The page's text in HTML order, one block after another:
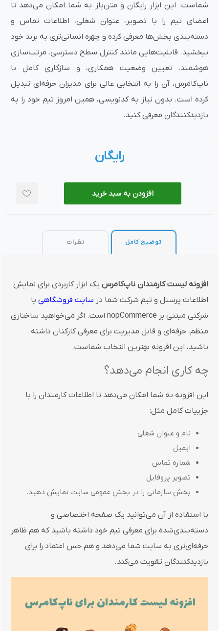
شماست. این ابزار رایگان و متن‌باز به شما امکان می‌دهد تا
اعضای تیم را با تصویر، عنوان شغلی، اطلاعات تماس و
دسته‌بندی بخش‌ها معرفی کرده و چهره انسانی‌تری به برند خود
ببخشید. قابلیت‌هایی مانند کنترل سطح دسترسی، مرتب‌سازی
هوشمند، تعیین وضعیت همکاری، و سازگاری کامل با
ناپ‌کامرس، آن را به انتخابی عالی برای مدیران حرفه‌ای تبدیل
کرده است. بدون نیاز به کدنویسی، همین امروز تیم خود را به
بازدیدکنندگان معرفی کنید.
رایگان
افزودن به سبد خرید
توضیح کامل نظرات
افزونه لیست کارمندان ناپ‌کامرس یک ابزار کاربردی برای نمایش
اطلاعات پرسنل و تیم شرکت شما در سایت فروشگاهی یا
شرکتی مبتنی بر nopCommerce است. اگر می‌خواهید ساختاری
منظم، حرفه‌ای و قابل مدیریت برای معرفی کارکنان داشته
باشید، این افزونه بهترین انتخاب شماست.
چه کاری انجام می‌دهد؟
این افزونه به شما امکان می‌دهد تا اطلاعات کارمندان را با
جزییات کامل مثل:
نام و عنوان شغلی
ایمیل
شماره تماس
تصویر پروفایل
بخش سازمانی را در بخش عمومی سایت نمایش دهید.
با استفاده از آن می‌توانید یک صفحه اختصاصی و
دسته‌بندی‌شده برای معرفی تیم خود داشته باشید که هم ظاهر
حرفه‌ای‌تری به سایت شما می‌دهد و هم حس اعتماد را برای
بازدیدکنندگان تقویت می‌کند.